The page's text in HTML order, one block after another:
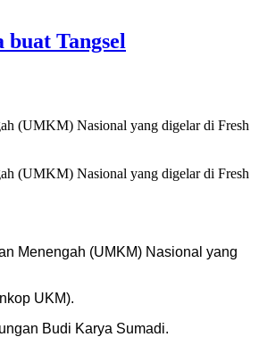
Tangsel
(UMKM) Nasional yang digelar di Fresh
(UMKM) Nasional yang digelar di Fresh
Menengah (UMKM) Nasional yang
UKM).
Budi Karya Sumadi.